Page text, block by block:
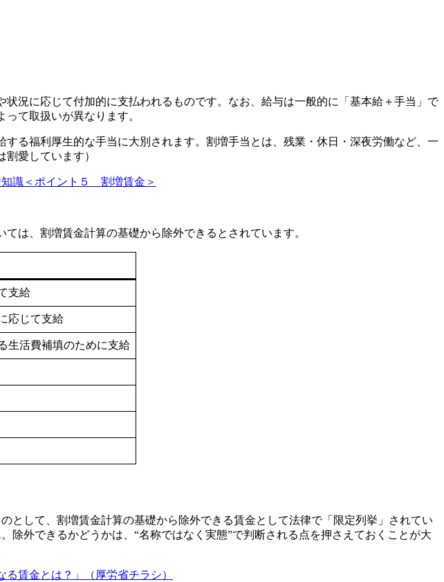
況に応じて付加的に支払われるものです。なお、給与は一般的に「基本給＋手当」で
て取扱いが異なります。
る福利厚生的な手当に大別されます。割増手当とは、残業・休日・深夜労働など、一
愛しています）
識＜ポイント５ 割増賃金＞
は、割増賃金計算の基礎から除外できるとされています。
支給
応じて支給
生活費補填のために支給
として、割増賃金計算の基礎から除外できる賃金として法律で「限定列挙」されてい
外できるかどうかは、“名称ではなく実態”で判断される点を押さえておくことが大
る賃金とは？」（厚労省チラシ）